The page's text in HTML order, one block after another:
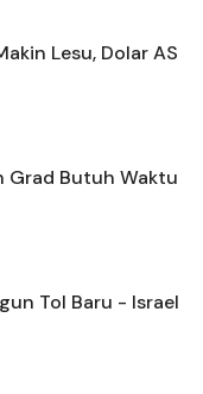
Lesu, Dolar AS
Grad Butuh Waktu
Tol Baru - Israel